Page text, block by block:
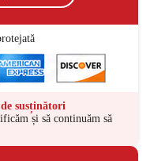
susținători
și să continuăm să